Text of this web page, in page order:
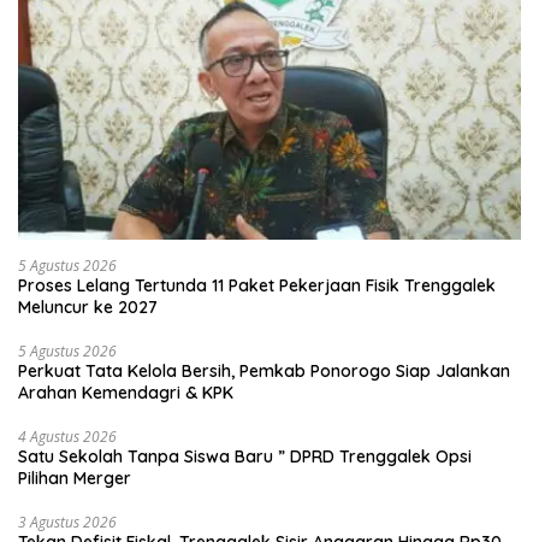
5 Agustus 2026
Proses Lelang Tertunda 11 Paket Pekerjaan Fisik Trenggalek
Meluncur ke 2027
5 Agustus 2026
Perkuat Tata Kelola Bersih, Pemkab Ponorogo Siap Jalankan
Arahan Kemendagri & KPK
4 Agustus 2026
Satu Sekolah Tanpa Siswa Baru ” DPRD Trenggalek Opsi
Pilihan Merger
3 Agustus 2026